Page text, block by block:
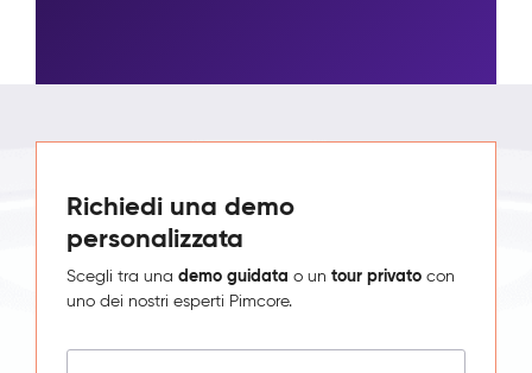
Richiedi una demo
personalizzata
Scegli tra una demo guidata o un tour privato con
uno dei nostri esperti Pimcore.